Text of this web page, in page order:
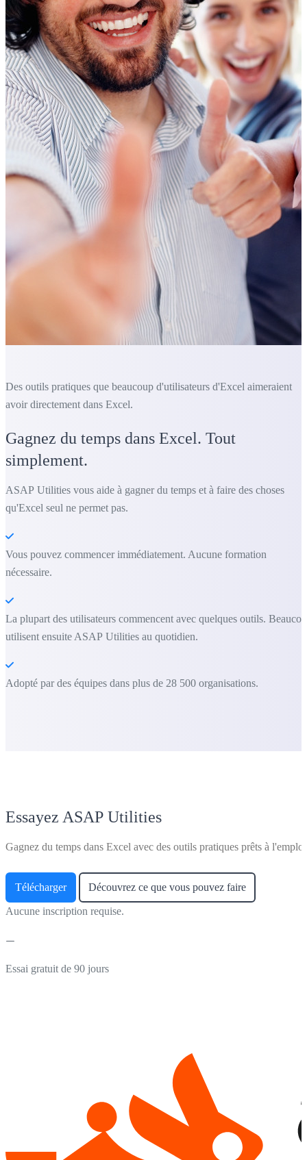
Des outils pratiques que beaucoup d'utilisateurs d'Excel aimeraient
avoir directement dans Excel.
Gagnez du temps dans Excel. Tout
simplement.
ASAP Utilities vous aide à gagner du temps et à faire des choses
qu'Excel seul ne permet pas.
Vous pouvez commencer immédiatement. Aucune formation
nécessaire.
La plupart des utilisateurs commencent avec quelques outils.
utilisent ensuite ASAP Utilities au quotidien.
Adopté par des équipes dans plus de 28 500 organisations.
Essayez ASAP Utilities
Gagnez du temps dans Excel avec des outils pratiques prêts à
Télécharger Découvrez ce que vous pouvez faire
Aucune inscription requise.
Essai gratuit de 90 jours